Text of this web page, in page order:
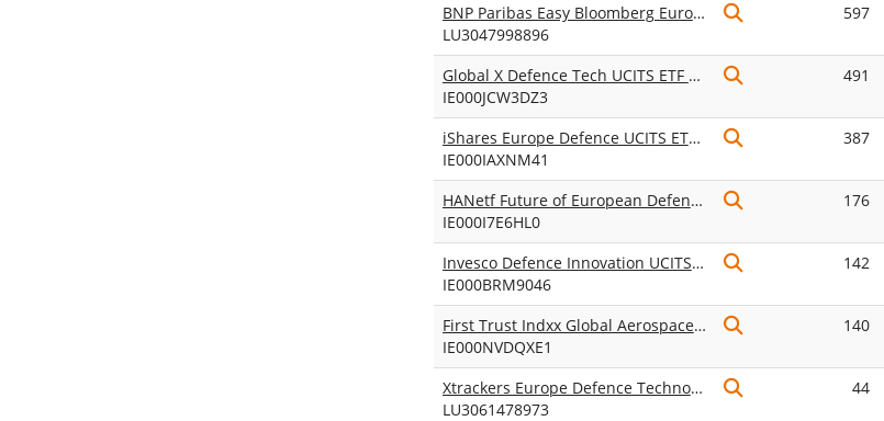
BNP Paribas Easy Bloomberg Europe Defense UCITS ETF Acc
LU3047998896
597
Global X Defence Tech UCITS ETF USD Accumulating
IE000JCW3DZ3
491
iShares Europe Defence UCITS ETF EUR (Acc)
IE000IAXNM41
387
HANetf Future of European Defence Screened UCITS ETF Acc
IE000I7E6HL0
176
Invesco Defence Innovation UCITS ETF
IE000BRM9046
142
First Trust Indxx Global Aerospace & Defence UCITS ETF Class A USD ACC
IE000NVDQXE1
140
Xtrackers Europe Defence Technologies UCITS ETF 1C
LU3061478973
44